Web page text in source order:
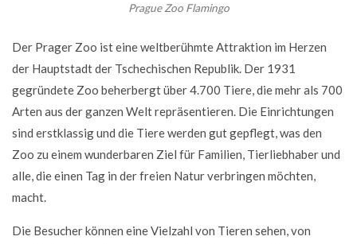
Prague Zoo Flamingo
Der Prager Zoo ist eine weltberühmte Attraktion im Herzen
der Hauptstadt der Tschechischen Republik. Der 1931
gegründete Zoo beherbergt über 4.700 Tiere, die mehr als 700
Arten aus der ganzen Welt repräsentieren. Die Einrichtungen
sind erstklassig und die Tiere werden gut gepflegt, was den
Zoo zu einem wunderbaren Ziel für Familien, Tierliebhaber und
alle, die einen Tag in der freien Natur verbringen möchten,
macht.
Die Besucher können eine Vielzahl von Tieren sehen, von